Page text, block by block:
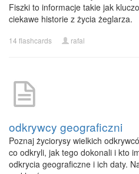
Fiszki to informacje takie jak
ciekawe historie z życia żeglarza.
14 flashcards rafal
odkrywcy geograficzni
Poznaj życiorysy wielkich
co odkryli, jak tego dokonali i kto
odkrycia geograficzne i ich daty.